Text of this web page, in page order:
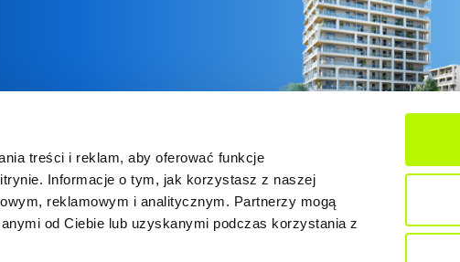
treści i reklam, aby oferować funkcje
Informacje o tym, jak korzystasz z naszej
reklamowym i analitycznym. Partnerzy mogą
od Ciebie lub uzyskanymi podczas korzystania z